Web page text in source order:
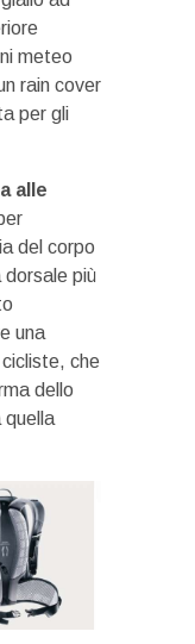
meteo
rain cover
per gli
alle
del corpo
dorsale più
una
che
dello
quella